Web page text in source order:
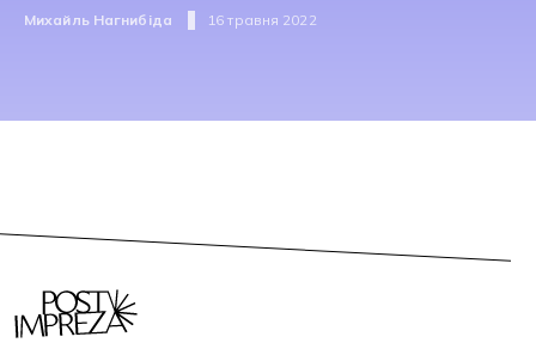
Михайль Нагнибіда 16 травня 2022